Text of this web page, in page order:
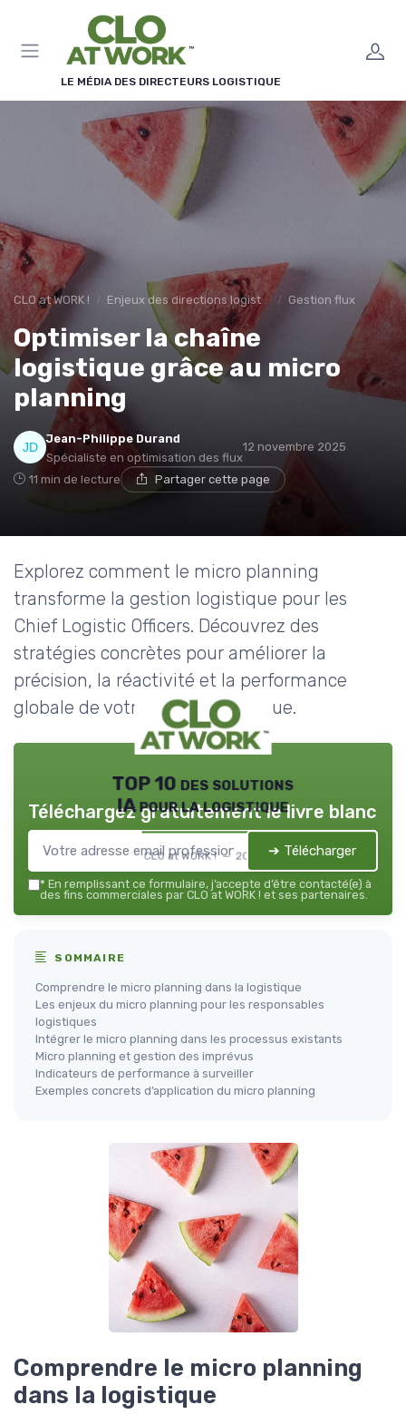
LE MÉDIA DES DIRECTEURS LOGISTIQUE
CLO at WORK ! Enjeux des directions logistiques Gestion flux
Optimiser la chaîne
logistique grâce au micro
planning
Jean-Philippe Durand
Spécialiste en optimisation des flux
12 novembre 2025
11 min de lecture Partager cette page
Explorez comment le micro planning
transforme la gestion logistique pour les
Chief Logistic Officers. Découvrez des
stratégies concrètes pour améliorer la
précision, la réactivité et la performance
globale de votre chaîne logistique.
TOP 10 des solutions
IA pour la logistique
CLO at WORK ! — 2026
Téléchargez gratuitement le livre blanc
➔ Télécharger
* En remplissant ce formulaire, j’accepte d’être contacté(e) à
des fins commerciales par CLO at WORK ! et ses partenaires.
SOMMAIRE
Comprendre le micro planning dans la logistique
Les enjeux du micro planning pour les responsables
logistiques
Intégrer le micro planning dans les processus existants
Micro planning et gestion des imprévus
Indicateurs de performance à surveiller
Exemples concrets d’application du micro planning
Comprendre le micro planning
dans la logistique
Panneau de gestion des cookies